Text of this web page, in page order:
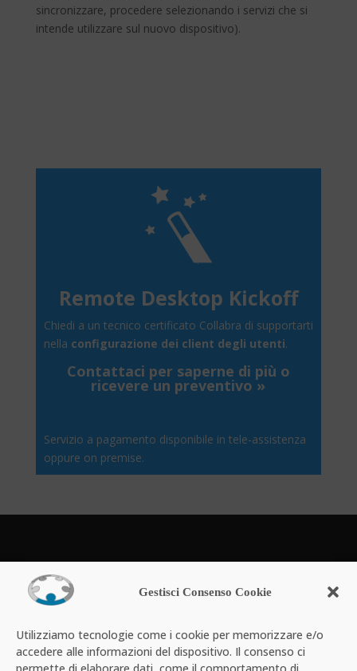
Gestisci Consenso Cookie
Utilizziamo tecnologie come i cookie per memorizzare e/o
accedere alle informazioni del dispositivo. Il consenso ci
sincronizzare, procedere selezionando i servizi che si
intende utilizzare sul nuovo dispositivo).
Remote Desktop Kickoff
Chiedi a un tecnico certificato Collabra di supportarti
nella configurazione dei client degli utenti.
Contattaci per saperne di più o
ricevere un preventivo»
Servizio a pagamento disponibile in tele-assistenza
oppure on premise.
Powered by